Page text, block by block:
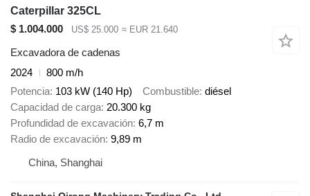
Caterpillar 325CL
$ 1.004.000
US$ 25.000 ≈ EUR 21.640
Excavadora de cadenas
2024
800 m/h
Potencia 103 kW (140 Hp) Combustible diésel
Capacidad de carga 20.300 kg
Profundidad de excavación 6,7 m
Radio de excavación 9,89 m
China, Shanghai